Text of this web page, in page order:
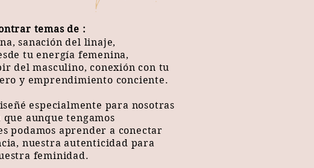
temas de :
sanación del linaje,
tu energía femenina,
del masculino, conexión con tu
y emprendimiento conciente.
especialmente para nosotras
aunque tengamos
podamos aprender a conectar
nuestra autenticidad para
feminidad.